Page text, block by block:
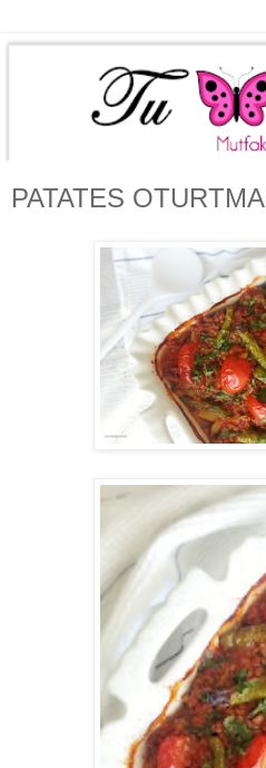
PATATES OTURTMA